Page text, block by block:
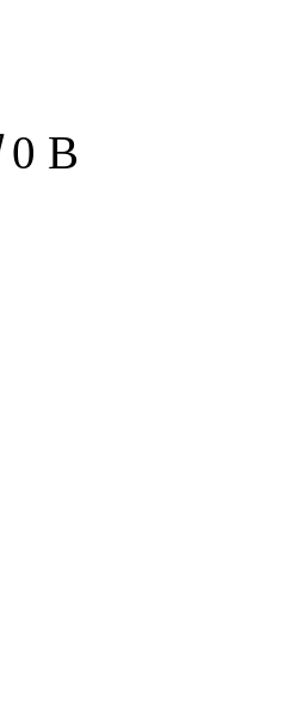
0 B